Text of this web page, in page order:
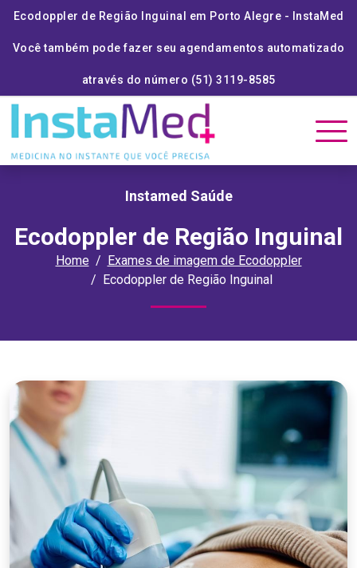
Ecodoppler de Região Inguinal em Porto Alegre - InstaMed
Você também pode fazer seu agendamentos automatizado
através do número (51) 3119-8585
Instamed Saúde
Ecodoppler de Região Inguinal
Home
Exames de imagem de Ecodoppler
Ecodoppler de Região Inguinal